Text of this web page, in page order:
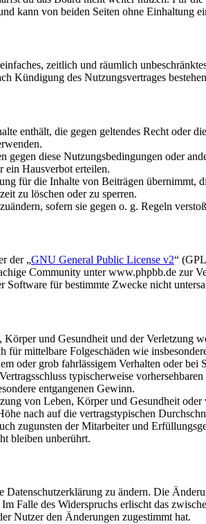
kann von beiden Seiten ohne Einhaltung
zeitlich und räumlich
Kündigung des Nutzungsvertrages
enthält, die gegen geltendes Recht oder
gegen diese Nutzungsbedingungen oder
ein Hausverbot erteilen.
für die Inhalte von Beiträgen übernimmt,
zu löschen oder zu sperren.
sofern sie gegen o. g. Regeln
der „GNU General Public License v2“
Community unter www.phpbb.de zur
für bestimmte Zwecke nicht
und Gesundheit und der
mittelbare Folgeschäden wie
oder grob fahrlässigem Verhalten oder
typischerweise
entgangenen Gewinn.
von Leben, Körper und Gesundheit
nach auf die vertragstypischen
zugunsten der Mitarbeiter und
bleiben unberührt.
Datenschutzerklärung zu ändern. Die
Falle des Widerspruchs erlischt das
Nutzer den Änderungen zugestimmt hat.